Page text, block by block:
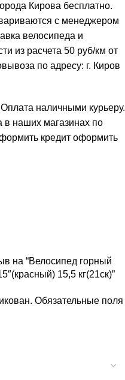
Кирова бесплатно.
с менеджером
велосипеда и
из расчета 50 руб/км от
по адресу: г. Киров
Оплата наличными курьеру.
в наших магазинах по
кредит оформить
на “Велосипед горный
15,5 кг(21ск)”
Обязательные поля